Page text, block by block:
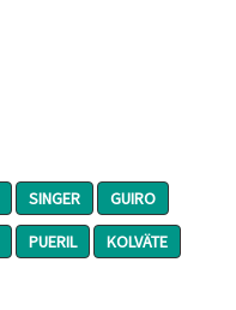
SINGER
GUIRO
PUERIL
KOLVÄTE